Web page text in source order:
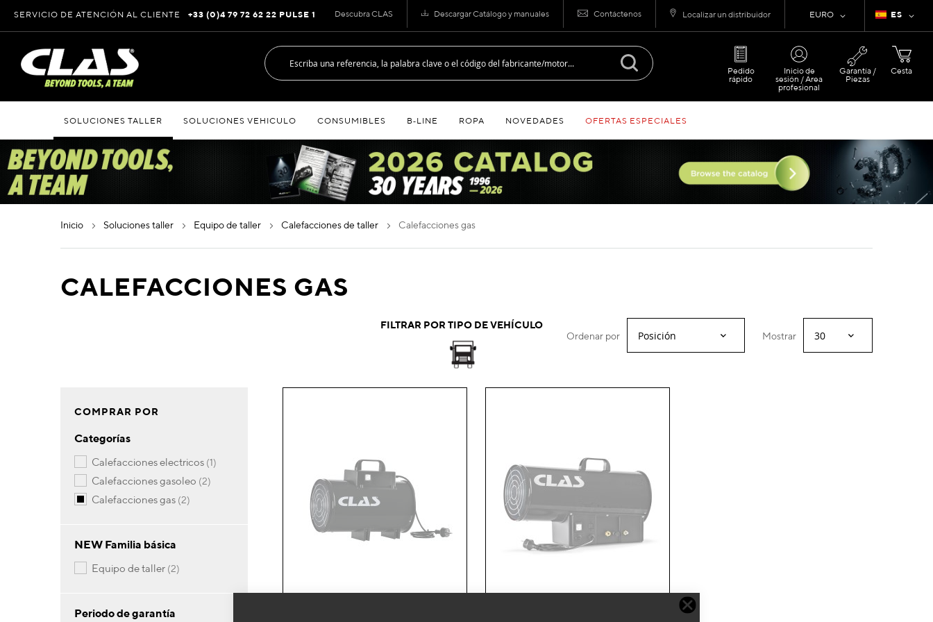
Lenguaje
ES
Moneda
EURO
Descubra CLAS Descargar Catálogo y manuales Contáctenos Localizar un distribuidor
al
contenido
SERVICIO DE ATENCIÓN AL CLIENTE +33 (0)4 79 72 62 22 PULSE 1
Cesta
Pedido
rápido
Inicio de
sesión / Área
profesional
Garantía /
Piezas
SOLUCIONES TALLER SOLUCIONES VEHICULO CONSUMIBLES B‑LINE ROPA NOVEDADES OFERTAS ESPECIALES
inicio soluciones taller equipo de taller calefacciones de taller calefacciones gas
CALEFACCIONES GAS
FILTRAR POR TIPO DE VEHÍCULO
Mostrar
Ordenar por
COMPRAR POR
Categorías
calefacciones electricos 1artículo
calefacciones gasoleo 2artículos
calefacciones gas 2artículos
NEW Familia básica
equipo de taller 2artículos
Periodo de garantía